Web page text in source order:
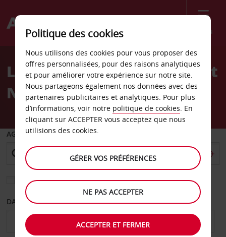
Menu
Welcome
AvisLocation de voiture Avis At
No Hills Wexford
AGENCE DE DÉPART
Sélectionnez une autre agence de retour
DATE DE DÉPART DATE DE RETOUR
Politique des cookies
Nous utilisons des cookies pour vous proposer des
offres personnalisées, pour des raisons analytiques
et pour améliorer votre expérience sur notre site.
Nous partageons également nos données avec des
partenaires publicitaires et analytiques. Pour plus
d’informations, voir notre politique de cookies. En
cliquant sur ACCEPTER vous acceptez que nous
utilisions des cookies.
GÉRER VOS PRÉFÉRENCES
NE PAS ACCEPTER
ACCEPTER ET FERMER